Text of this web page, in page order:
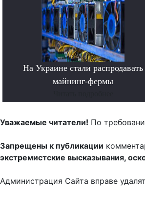
На Украине стали распродавать
майнинг-фермы
Уважаемые читатели! По
Запрещены к публикации
экстремистские высказывания,
Администрация Сайта вправе